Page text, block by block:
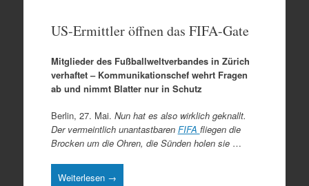
US-Ermittler öffnen das FIFA-Gate
Mitglieder des Fußballweltverbandes in Zürich
verhaftet – Kommunikationschef wehrt Fragen
ab und nimmt Blatter nur in Schutz
Berlin, 27. Mai. Nun hat es also wirklich geknallt.
Der vermeintlich unantastbaren FIFA fliegen die
Brocken um die Ohren, die Sünden holen sie …
Weiterlesen →